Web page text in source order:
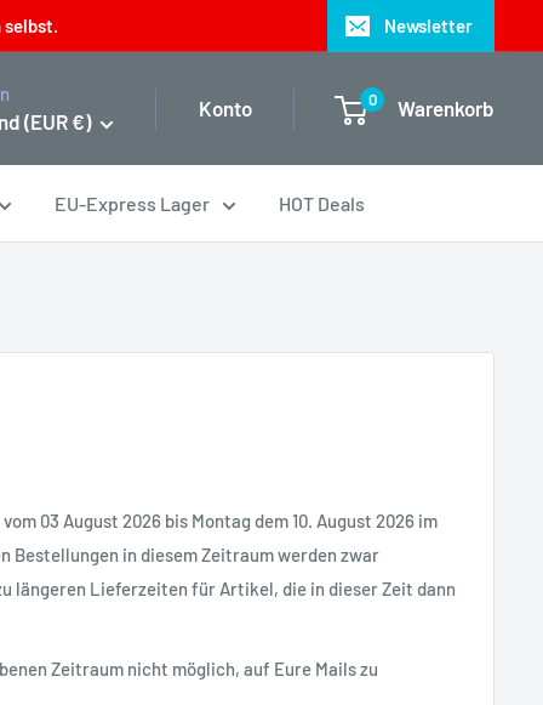
selbst. Newsletter
(EUR €)
Konto 0 Warenkorb
EU-Express Lager HOT Deals
03 August 2026 bis Montag dem 10. August 2026 im
Bestellungen in diesem Zeitraum werden zwar
längeren Lieferzeiten für Artikel, die in dieser Zeit dann
Zeitraum nicht möglich, auf Eure Mails zu